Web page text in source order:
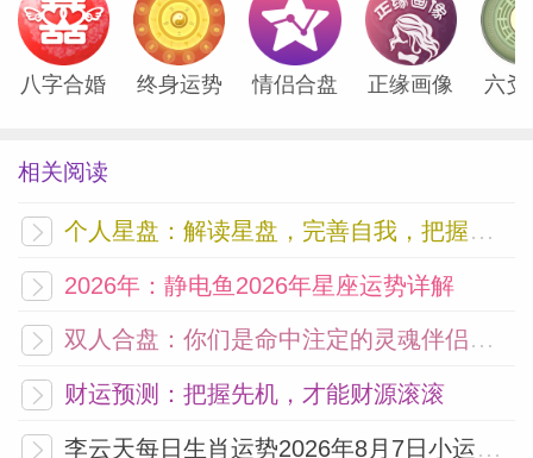
八字合婚 终身运势 情侣合盘 正缘画像 六爻
相关阅读
个人星盘：解读星盘，完善自我，把握未来
2026年：静电鱼2026年星座运势详解
双人合盘：你们是命中注定的灵魂伴侣吗？
财运预测：把握先机，才能财源滚滚
李云天每日生肖运势2026年8月7日小运播报